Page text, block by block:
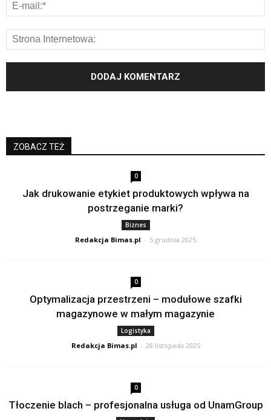
ZOBACZ TEŻ
0
Jak drukowanie etykiet produktowych wpływa na
postrzeganie marki?
Biznes
Redakcja Bimas.pl - 5 grudnia 2025
0
Optymalizacja przestrzeni – modułowe szafki
magazynowe w małym magazynie
Logistyka
Redakcja Bimas.pl - 28 listopada 2025
0
Tłoczenie blach – profesjonalna usługa od UnamGroup